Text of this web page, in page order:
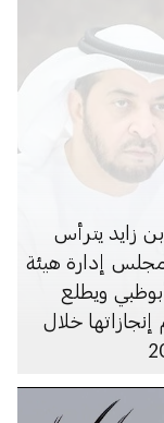
زايد يترأس
إدارة هيئة
ويطلع
خلال